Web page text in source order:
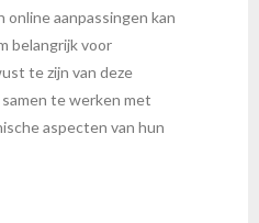
aanpassingen kan
belangrijk voor
te zijn van deze
te werken met
aspecten van hun